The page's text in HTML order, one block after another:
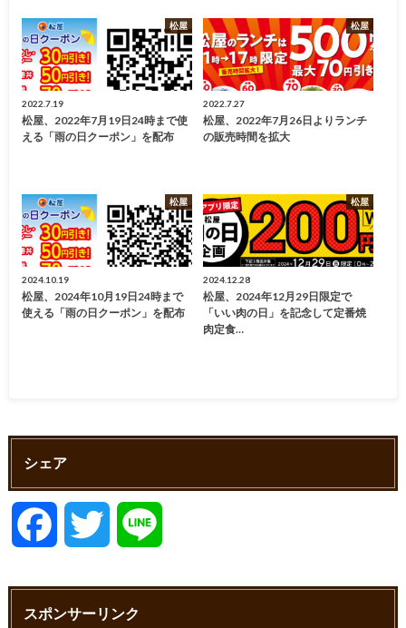
松屋
2022.7.19
松屋、2022年7月19日24時まで使
える「雨の日クーポン」を配布
松屋
2022.7.27
松屋、2022年7月26日よりランチ
の販売時間を拡大
松屋
2024.10.19
松屋、2024年10月19日24時まで
使える「雨の日クーポン」を配布
松屋
2024.12.28
松屋、2024年12月29日限定で
「いい肉の日」を記念して定番焼
肉定食…
シェア
c i
スポンサーリンク